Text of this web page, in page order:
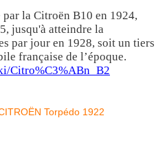
la Citroën B10 en 1924,
jusqu'à atteindre la
par jour en 1928, soit un tiers
française de l’époque.
Citro%C3%ABn_B2